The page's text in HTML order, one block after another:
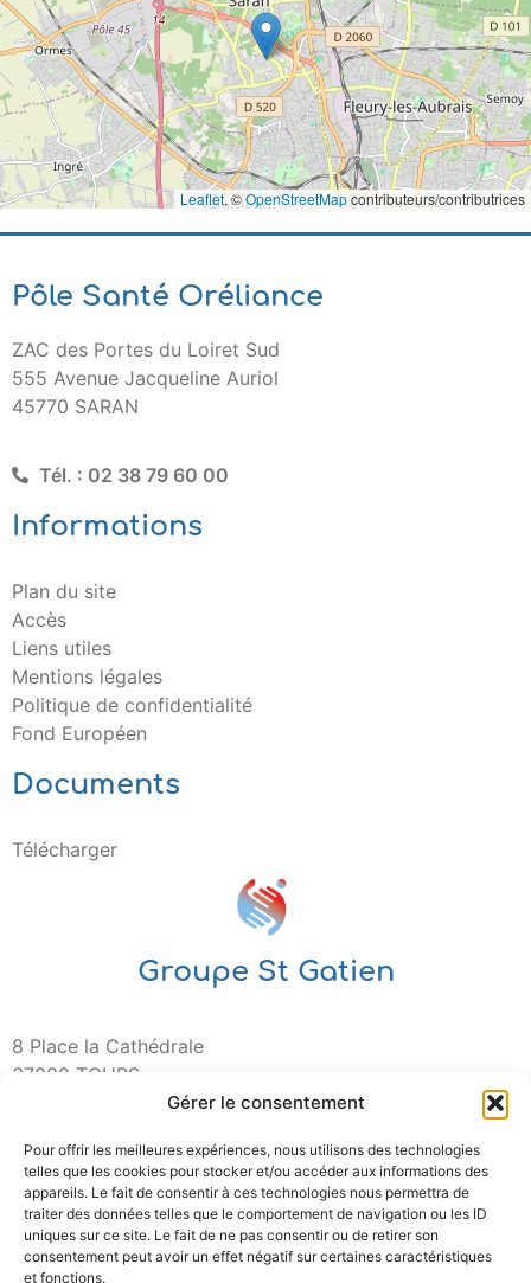
Gérer le consentement
Pour offrir les meilleures expériences, nous utilisons des technologies
telles que les cookies pour stocker et/ou accéder aux informations des
appareils. Le fait de consentir à ces technologies nous permettra de
traiter des données telles que le comportement de navigation ou les ID
uniques sur ce site. Le fait de ne pas consentir ou de retirer son
consentement peut avoir un effet négatif sur certaines caractéristiques
et fonctions.
Leaflet, ©OpenStreetMapcontributeurs/contributrices
Pôle Santé Oréliance
ZAC des Portes du Loiret Sud
555 Avenue Jacqueline Auriol
45770 SARAN
Tél. : 02 38 79 60 00
Informations
Plan du site
Accès
Liens utiles
Mentions légales
Politique de confidentialité
Fond Européen
Documents
Télécharger
Groupe St Gatien
8 Place la Cathédrale
37000 TOURS